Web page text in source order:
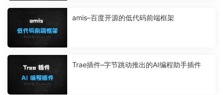
amis–百度开源的低代码前端框架
Trae插件–字节跳动推出的AI编程助手插件